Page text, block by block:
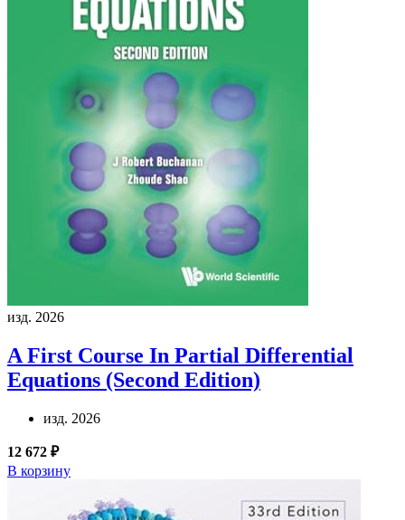
изд. 2026
A First Course In Partial Differential
Equations (Second Edition)
изд. 2026
12 672 ₽
В корзину